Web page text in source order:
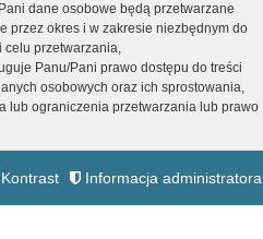
dane osobowe będą przetwarzane
przez okres i w zakresie niezbędnym do
celu przetwarzania,
Panu/Pani prawo dostępu do treści
osobowych oraz ich sprostowania,
lub ograniczenia przetwarzania lub prawo
Kontrast Informacja administratora